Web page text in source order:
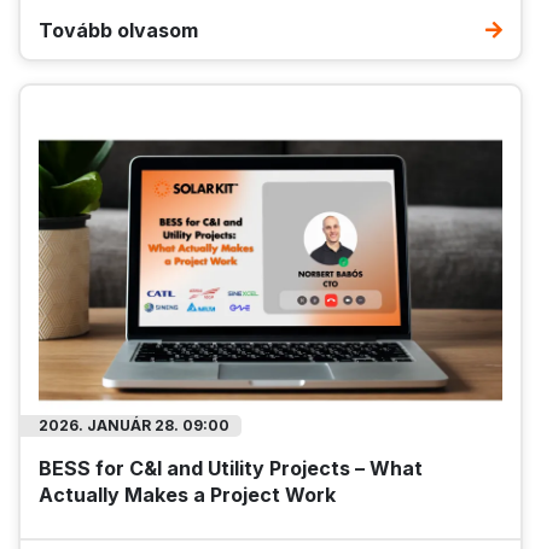
Tovább olvasom
2026. JANUÁR 28. 09:00
BESS for C&I and Utility Projects – What
Actually Makes a Project Work